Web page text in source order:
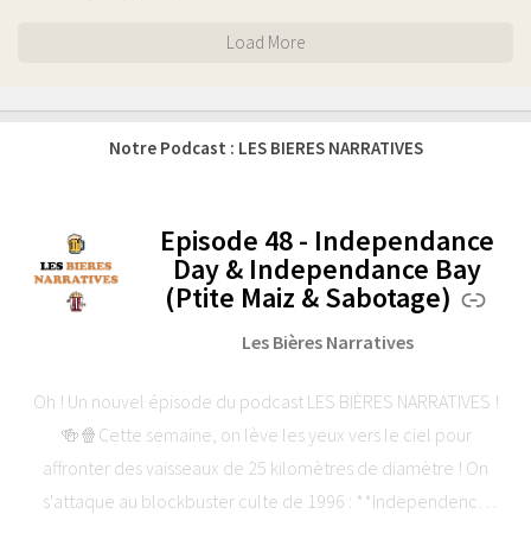
Load More
Notre Podcast : LES BIERES NARRATIVES
Episode 48 - Independance
Day & Independance Bay
(Ptite Maiz & Sabotage)
Les Bières Narratives
Oh ! Un nouvel épisode du podcast LES BIÈRES NARRATIVES !
🍻🍿Cette semaine, on lève les yeux vers le ciel pour
affronter des vaisseaux de 25 kilomètres de diamètre ! On
s'attaque au blockbuster culte de 1996 : **Independence